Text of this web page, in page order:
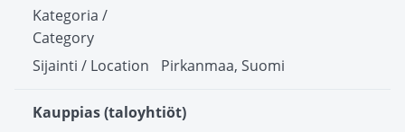
Pirkanmaa, Suomi
Kauppias (taloyhtiöt)